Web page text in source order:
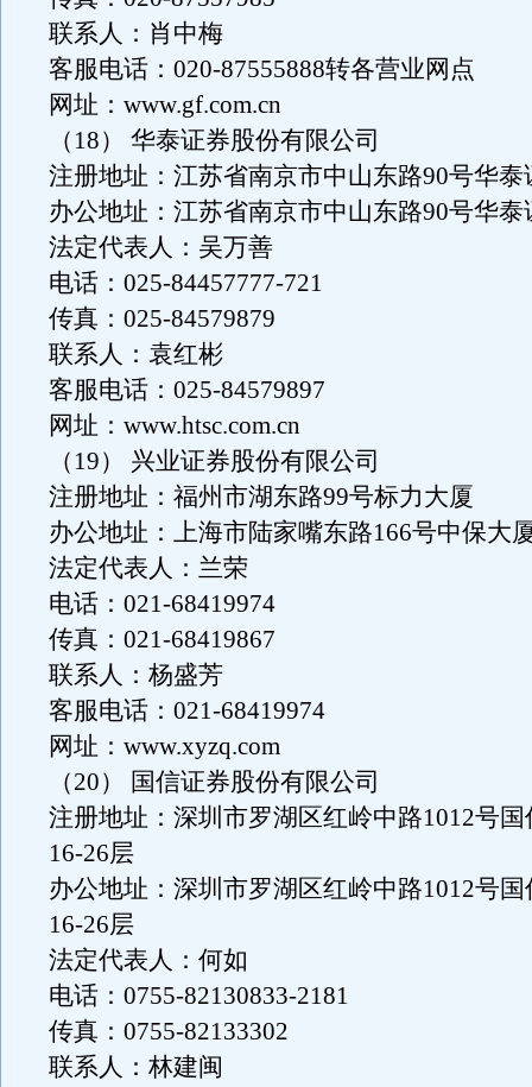
联系人：肖中梅
客服电话：020-87555888转各营业网点
网址：www.gf.com.cn
（18） 华泰证券股份有限公司
注册地址：江苏省南京市中山东路90号华泰
办公地址：江苏省南京市中山东路90号华泰
法定代表人：吴万善
电话：025-84457777-721
传真：025-84579879
联系人：袁红彬
客服电话：025-84579897
网址：www.htsc.com.cn
（19） 兴业证券股份有限公司
注册地址：福州市湖东路99号标力大厦
办公地址：上海市陆家嘴东路166号中保大
法定代表人：兰荣
电话：021-68419974
传真：021-68419867
联系人：杨盛芳
客服电话：021-68419974
网址：www.xyzq.com
（20） 国信证券股份有限公司
注册地址：深圳市罗湖区红岭中路1012号
16-26层
办公地址：深圳市罗湖区红岭中路1012号
16-26层
法定代表人：何如
电话：0755-82130833-2181
传真：0755-82133302
联系人：林建闽